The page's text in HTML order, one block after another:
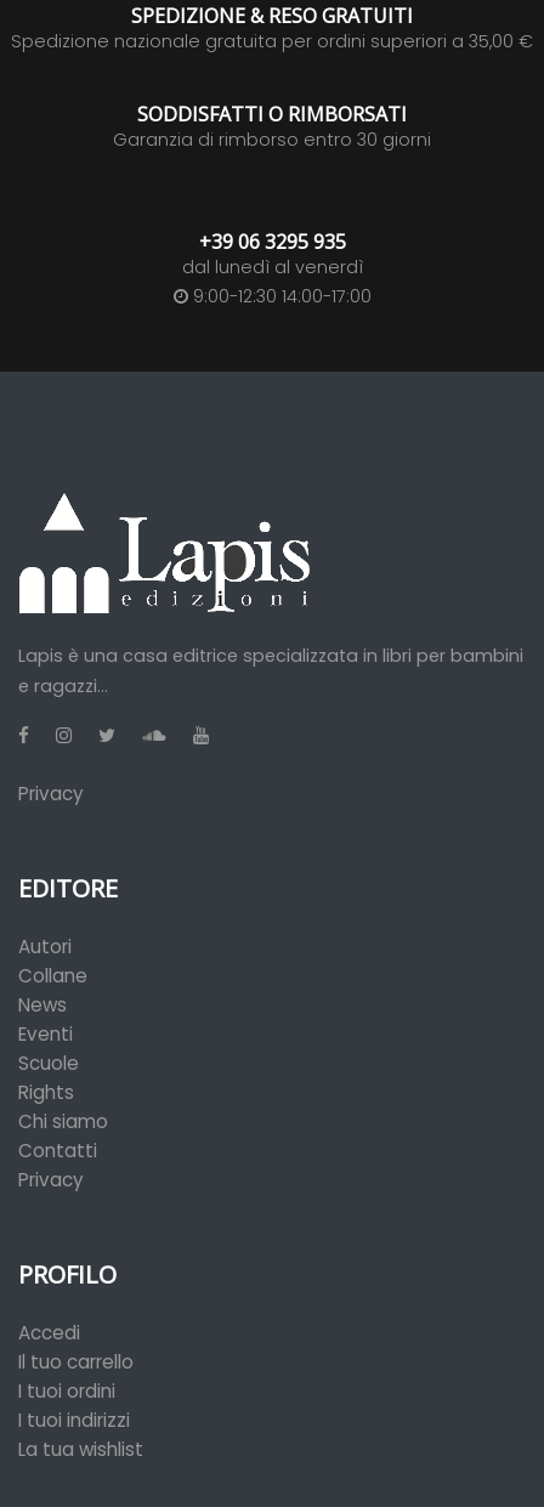
SPEDIZIONE & RESO GRATUITI
Spedizione nazionale gratuita per ordini superiori a 35,00 €
SODDISFATTI O RIMBORSATI
Garanzia di rimborso entro 30 giorni
+39 06 3295 935
dal lunedì al venerdì
9:00-12:30 14:00-17:00
Lapis è una casa editrice specializzata in libri per bambini
e ragazzi...
Privacy
EDITORE
Autori
Collane
News
Eventi
Scuole
Rights
Chi siamo
Contatti
Privacy
PROFILO
Accedi
Il tuo carrello
I tuoi ordini
I tuoi indirizzi
La tua wishlist